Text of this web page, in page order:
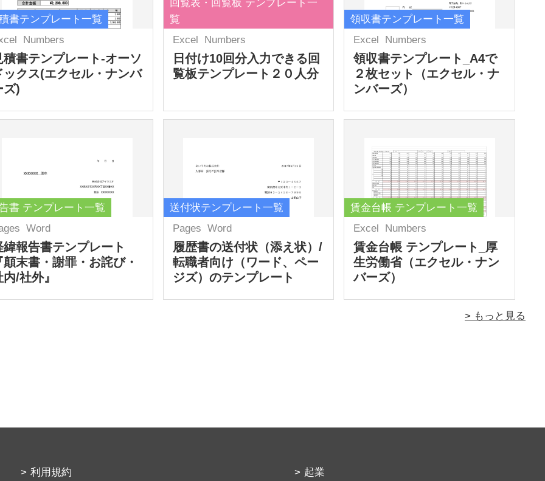
書テンプレート一覧
Numbers
積書テンプレート-オーソ
ックス(エクセル・ナンバ
ズ)
回覧表・回覧板 テンプレート一
覧
Excel
Numbers
日付け10回分入力できる回
覧板テンプレート２０人分
領収書テンプレート一覧
Excel
Numbers
領収書テンプレート_A4で
２枚セット（エクセル・ナ
ンバーズ）
書 テンプレート一覧
Word
緯報告書テンプレート
顛末書・謝罪・お詫び・
内/社外』
送付状テンプレート一覧
Pages Word
履歴書の送付状（添え状）/
転職者向け（ワード、ペー
ジズ）のテンプレート
賃金台帳 テンプレート一覧
Excel
Numbers
賃金台帳 テンプレート_厚
生労働省（エクセル・ナン
バーズ）
> もっと見る
利用規約 起業